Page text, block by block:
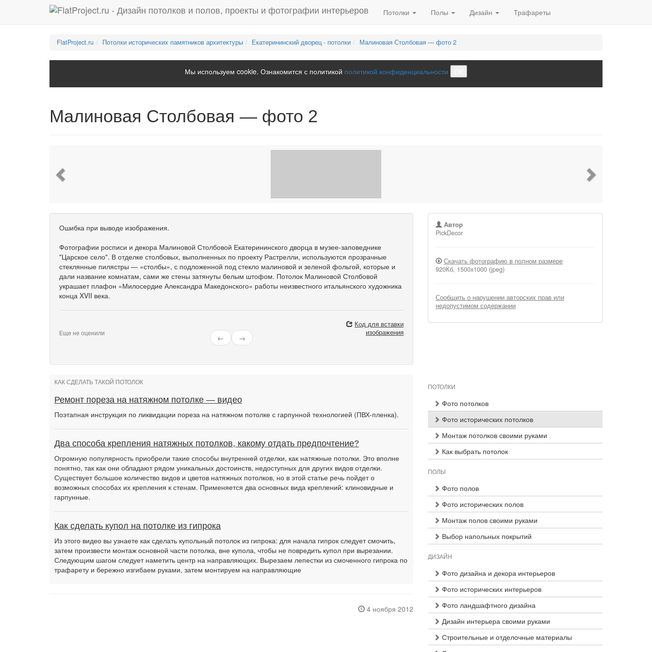
Потолки Полы Дизайн Трафареты
FlatProject.ru Потолки исторических памятников архитектуры Екатерининский дворец - потолки Малиновая Столбовая — фото 2
Мы используем cookie. Ознакомится с политикой политикой конфиденциальности
Малиновая Столбовая — фото 2
Ошибка при выводе изображения.
Фотографии росписи и декора Малиновой Столбовой Екатерининского дворца в музее-заповеднике
"Царское село". В отделке столбовых, выполненных по проекту Растрелли, используются прозрачные
стеклянные пилястры — «столбы», с подложенной под стекло малиновой и зеленой фольгой, которые и
дали название комнатам, сами же стены затянуты белым штофом. Потолок Малиновой Столбовой
украшает плафон «Милосердие Александра Македонского» работы неизвестного итальянского художника
конца XVII века.
Еще не оценили
← →
Код для вставки
изображения
Автор
PickDecor
Скачать фотографию в полном размере
920Кб, 1500x1000 (jpeg)
Сообщить о нарушении авторских прав или
недопустимом содержании
КАК СДЕЛАТЬ ТАКОЙ ПОТОЛОК
Ремонт пореза на натяжном потолке — видео
Поэтапная инструкция по ликвидации пореза на натяжном потолке с гарпунной технологией (ПВХ-пленка).
Два способа крепления натяжных потолков, какому отдать предпочтение?
Огромную популярность приобрели такие способы внутренней отделки, как натяжные потолки. Это вполне
понятно, так как они обладают рядом уникальных достоинств, недоступных для других видов отделки.
Существует большое количество видов и цветов натяжных потолков, но в этой статье речь пойдет о
возможных способах их крепления к стенам. Применяется два основных вида креплений: клиновидные и
гарпунные.
Как сделать купол на потолке из гипрока
Из этого видео вы узнаете как сделать купольный потолок из гипрока: для начала гипрок следует смочить,
затем произвести монтаж основной части потолка, вне купола, чтобы не повредить купол при вырезании.
Следующим шагом следует наметить центр на направляющих. Вырезаем лепестки из смоченного гипрока по
трафарету и бережно изгибаем руками, затем монтируем на направляющие
4 ноября 2012
ПОТОЛКИ
Фото потолков
Фото исторических потолков
Монтаж потолков своими руками
Как выбрать потолок
ПОЛЫ
Фото полов
Фото исторических полов
Монтаж полов своими руками
Выбор напольных покрытий
ДИЗАЙН
Фото дизайна и декора интерьеров
Фото исторических интерьеров
Фото ландшафтного дизайна
Дизайн интерьера своими руками
Строительные и отделочные материалы